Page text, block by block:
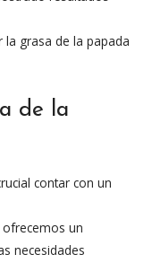
grasa de la papada
de la
contar con un
un
necesidades